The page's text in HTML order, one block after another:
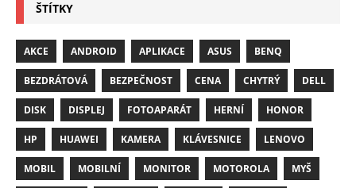
ŠTÍTKY
AKCE ANDROID APLIKACE ASUS BENQ
BEZDRÁTOVÁ BEZPEČNOST CENA CHYTRÝ DELL
DISK DISPLEJ FOTOAPARÁT HERNÍ HONOR
HP HUAWEI KAMERA KLÁVESNICE LENOVO
MOBIL MOBILNÍ MONITOR MOTOROLA MYŠ